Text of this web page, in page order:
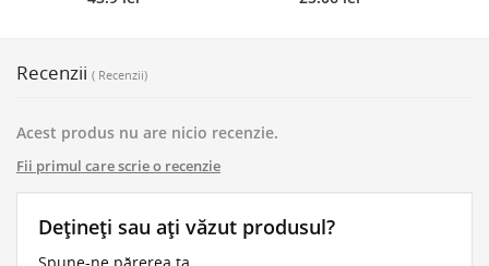
Recenzii ( Recenzii)
Acest produs nu are nicio recenzie.
Fii primul care scrie o recenzie
Dețineți sau ați văzut produsul?
Spune-ne părerea ta